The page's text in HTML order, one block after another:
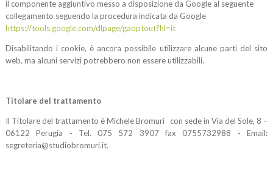
il componente aggiuntivo messo a disposizione da Google al seguente
collegamento seguendo la procedura indicata da Google
https://tools.google.com/dlpage/gaoptout?hl=it
Disabilitando i cookie, è ancora possibile utilizzare alcune parti del sito
web, ma alcuni servizi potrebbero non essere utilizzabili.
Titolare del trattamento
Il Titolare del trattamento è Michele Bromuri con sede in Via del Sole, 8 –
06122 Perugia - Tel. 075 572 3907 fax 0755732988 - Email:
segreteria@studiobromuri.it.